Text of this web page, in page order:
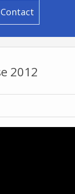
Contact
2012